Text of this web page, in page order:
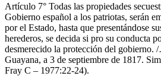
Artículo 7° Todas las propiedades
Gobierno español a los patriotas, serán
por el Estado, hasta que presentándose
herederos, se decida si pro su conducta
desmerecido la protección del
Guayana, a 3 de septiembre de 1817.
Fray C – 1977:22-24).